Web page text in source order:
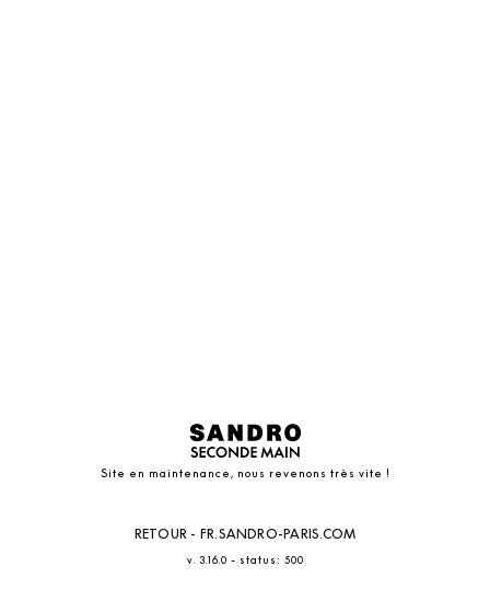
Site en maintenance, nous revenons très vite !
RETOUR - FR.SANDRO-PARIS.COM
v. 3.16.0 - status: 500